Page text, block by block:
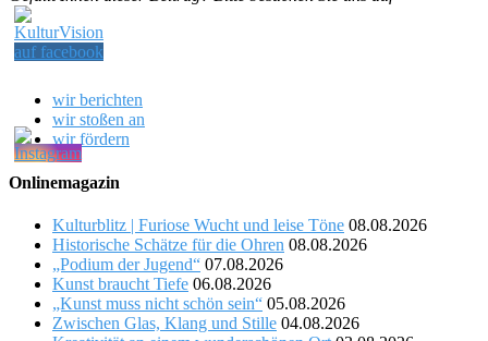
wir berichten
wir stoßen an
wir fördern
Onlinemagazin
Kulturblitz | Furiose Wucht und leise Töne 08.08.2026
Historische Schätze für die Ohren 08.08.2026
„Podium der Jugend“ 07.08.2026
Kunst braucht Tiefe 06.08.2026
„Kunst muss nicht schön sein“ 05.08.2026
Zwischen Glas, Klang und Stille 04.08.2026